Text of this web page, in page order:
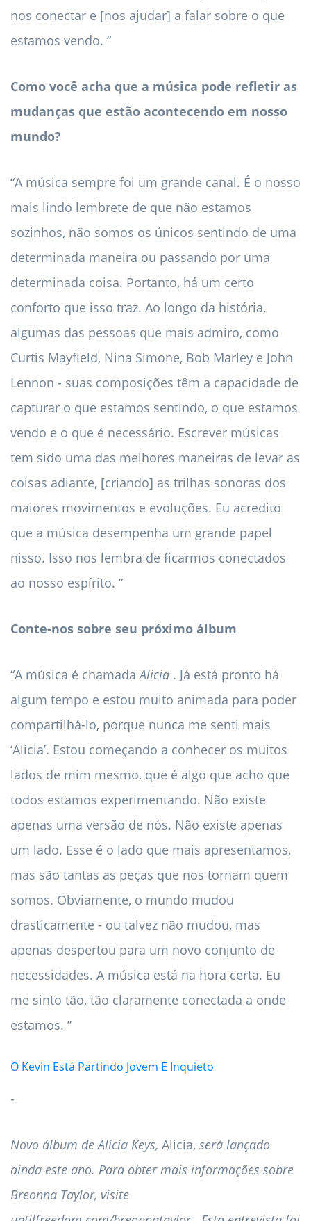
nos conectar e [nos ajudar] a falar sobre o que
estamos vendo. ”
Como você acha que a música pode refletir as
mudanças que estão acontecendo em nosso
mundo?
“A música sempre foi um grande canal. É o nosso
mais lindo lembrete de que não estamos
sozinhos, não somos os únicos sentindo de uma
determinada maneira ou passando por uma
determinada coisa. Portanto, há um certo
conforto que isso traz. Ao longo da história,
algumas das pessoas que mais admiro, como
Curtis Mayfield, Nina Simone, Bob Marley e John
Lennon - suas composições têm a capacidade de
capturar o que estamos sentindo, o que estamos
vendo e o que é necessário. Escrever músicas
tem sido uma das melhores maneiras de levar as
coisas adiante, [criando] as trilhas sonoras dos
maiores movimentos e evoluções. Eu acredito
que a música desempenha um grande papel
nisso. Isso nos lembra de ficarmos conectados
ao nosso espírito. ”
Conte-nos sobre seu próximo álbum
“A música é chamadaAlicia . Já está pronto há
algum tempo e estou muito animada para poder
compartilhá-lo, porque nunca me senti mais
‘Alicia’. Estou começando a conhecer os muitos
lados de mim mesmo, que é algo que acho que
todos estamos experimentando. Não existe
apenas uma versão de nós. Não existe apenas
um lado. Esse é o lado que mais apresentamos,
mas são tantas as peças que nos tornam quem
somos. Obviamente, o mundo mudou
drasticamente - ou talvez não mudou, mas
apenas despertou para um novo conjunto de
necessidades. A música está na hora certa. Eu
me sinto tão, tão claramente conectada a onde
estamos. ”
O Kevin Está Partindo Jovem E Inquieto
-
Novo álbum de Alicia Keys, Alicia, será lançado
ainda este ano. Para obter mais informações sobre
Breonna Taylor, visite